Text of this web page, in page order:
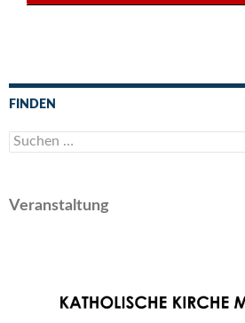
FINDEN
Suchen
nach:
Veranstaltung